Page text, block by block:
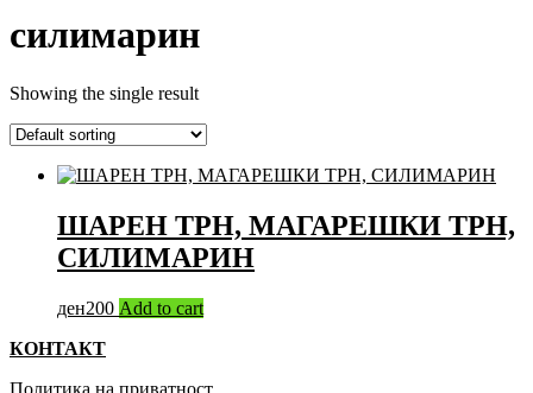
силимарин
Showing the single result
ШАРЕН ТРН, МАГАРЕШКИ ТРН,
СИЛИМАРИН
ден200 Add to cart
КОНТАКТ
Политика на приватност